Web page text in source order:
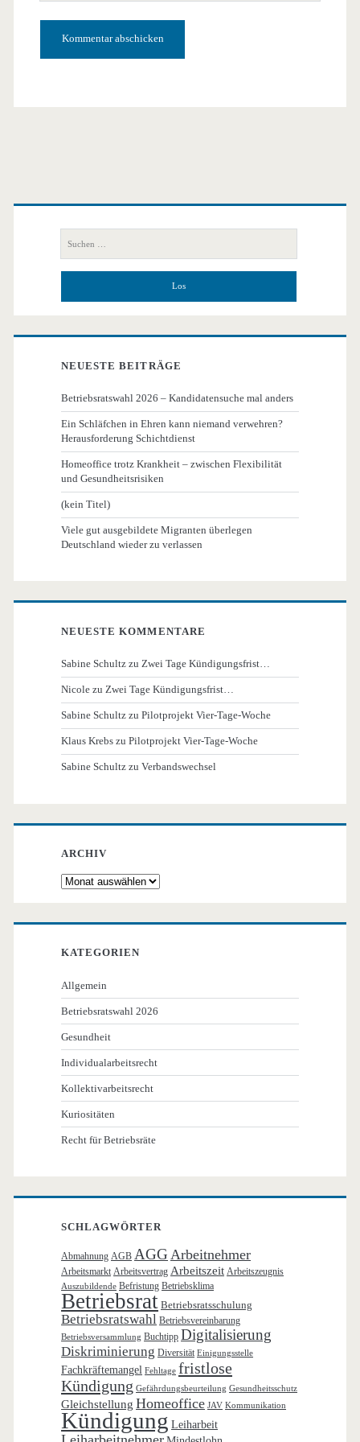
Primäre
Seitenleiste
nach:
NEUESTE BEITRÄGE
Betriebsratswahl 2026 – Kandidatensuche mal anders
Ein Schläfchen in Ehren kann niemand verwehren?
Herausforderung Schichtdienst
Homeoffice trotz Krankheit – zwischen Flexibilität
und Gesundheitsrisiken
(kein Titel)
Viele gut ausgebildete Migranten überlegen
Deutschland wieder zu verlassen
NEUESTE KOMMENTARE
Sabine Schultz zuZwei Tage Kündigungsfrist…
Nicole zuZwei Tage Kündigungsfrist…
Sabine Schultz zuPilotprojekt Vier-Tage-Woche
Klaus Krebs zuPilotprojekt Vier-Tage-Woche
Sabine Schultz zuVerbandswechsel
ARCHIV
Archiv
KATEGORIEN
Allgemein
Betriebsratswahl 2026
Gesundheit
Individualarbeitsrecht
Kollektivarbeitsrecht
Kuriositäten
Recht für Betriebsräte
SCHLAGWÖRTER
Abmahnung AGB AGG Arbeitnehmer
Arbeitsmarkt Arbeitsvertrag Arbeitszeit Arbeitszeugnis
Auszubildende Befristung Betriebsklima
Betriebsrat Betriebsratsschulung
Betriebsratswahl Betriebsvereinbarung
Betriebsversammlung Buchtipp Digitalisierung
Diskriminierung Diversität Einigungsstelle
Fachkräftemangel Fehltage fristlose
Kündigung Gefährdungsbeurteilung Gesundheitsschutz
Gleichstellung Homeoffice JAV Kommunikation
Kündigung Leiharbeit